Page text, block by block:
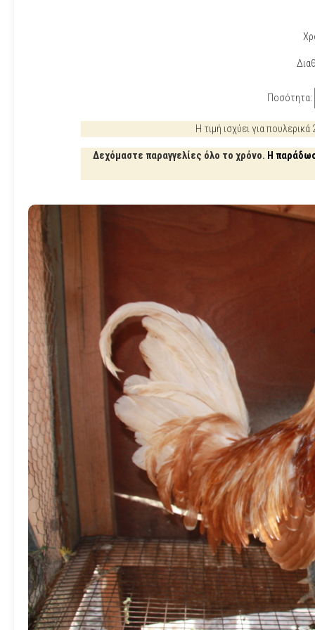
Ποσότητα:
Η τιμή ισχύει για
Δεχόμαστε παραγγελίες όλο το χρόνο. Η